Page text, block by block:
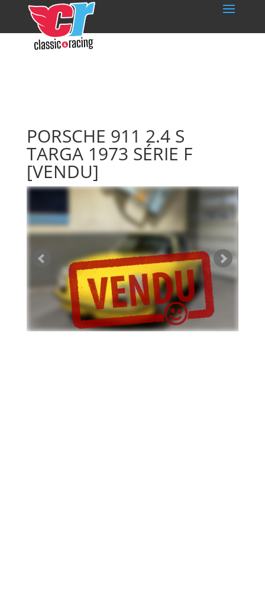
PORSCHE 911 2.4 S
TARGA 1973 SÉRIE F
[VENDU]